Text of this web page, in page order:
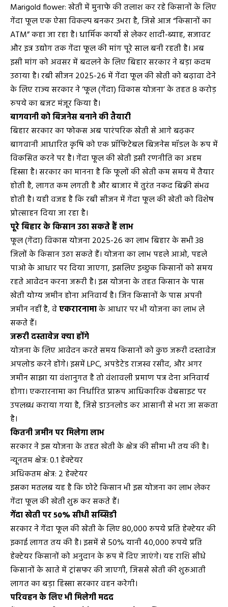
Marigold flower: खेती में मुनाफे की तलाश कर रहे किसानों के लिए
गेंदा फूल एक ऐसा विकल्प बनकर उभरा है, जिसे आज “किसानों का
ATM” कहा जा रहा है। धार्मिक कार्यों से लेकर शादी-ब्याह, सजावट
और इत्र उद्योग तक गेंदा फूल की मांग पूरे साल बनी रहती है। अब
इसी मांग को अवसर में बदलने के लिए बिहार सरकार ने बड़ा कदम
उठाया है। रबी सीजन 2025-26 में गेंदा फूल की खेती को बढ़ावा देने
के लिए राज्य सरकार ने ‘फूल (गेंदा) विकास योजना’ के तहत 8 करोड़
रुपये का बजट मंजूर किया है।
बागवानी को बिजनेस बनाने की तैयारी
बिहार सरकार का फोकस अब पारंपरिक खेती से आगे बढ़कर
बागवानी आधारित कृषि को एक प्रॉफिटेबल बिजनेस मॉडल के रूप में
विकसित करने पर है। गेंदा फूल की खेती इसी रणनीति का अहम
हिस्सा है। सरकार का मानना है कि फूलों की खेती कम समय में तैयार
होती है, लागत कम लगती है और बाजार में तुरंत नकद बिक्री संभव
होती है। यही वजह है कि रबी सीजन में गेंदा फूल की खेती को विशेष
प्रोत्साहन दिया जा रहा है।
पूरे बिहार के किसान उठा सकते हैं लाभ
फूल (गेंदा) विकास योजना 2025-26 का लाभ बिहार के सभी 38
जिलों के किसान उठा सकते हैं। योजना का लाभ पहले आओ, पहले
पाओ के आधार पर दिया जाएगा, इसलिए इच्छुक किसानों को समय
रहते आवेदन करना जरूरी है। इस योजना के तहत किसान के पास
खेती योग्य जमीन होना अनिवार्य है। जिन किसानों के पास अपनी
जमीन नहीं है, वेएकरारनामाके आधार पर भी योजना का लाभ ले
सकते हैं।
जरूरी दस्तावेज क्या होंगे
योजना के लिए आवेदन करते समय किसानों को कुछ जरूरी दस्तावेज
अपलोड करने होंगे। इसमें LPC, अपडेटेड राजस्व रसीद, और अगर
जमीन साझा या वंशानुगत है तो वंशावली प्रमाण पत्र देना अनिवार्य
होगा। एकरारनामा का निर्धारित प्रारूप आधिकारिक वेबसाइट पर
उपलब्ध कराया गया है, जिसे डाउनलोड कर आसानी से भरा जा सकता
है।
कितनी जमीन पर मिलेगा लाभ
सरकार ने इस योजना के तहत खेती के क्षेत्र की सीमा भी तय की है।
न्यूनतम क्षेत्र: 0.1 हेक्टेयर
अधिकतम क्षेत्र: 2 हेक्टेयर
इसका मतलब यह है कि छोटे किसान भी इस योजना का लाभ लेकर
गेंदा फूल की खेती शुरू कर सकते हैं।
गेंदा खेती पर 50% सीधी सब्सिडी
सरकार ने गेंदा फूल की खेती के लिए 80,000 रुपये प्रति हेक्टेयर की
इकाई लागत तय की है। इसमें से 50% यानी 40,000 रुपये प्रति
हेक्टेयर किसानों को अनुदान के रूप में दिए जाएंगे। यह राशि सीधे
किसानों के खाते में ट्रांसफर की जाएगी, जिससे खेती की शुरुआती
लागत का बड़ा हिस्सा सरकार वहन करेगी।
परिवहन के लिए भी मिलेगी मदद